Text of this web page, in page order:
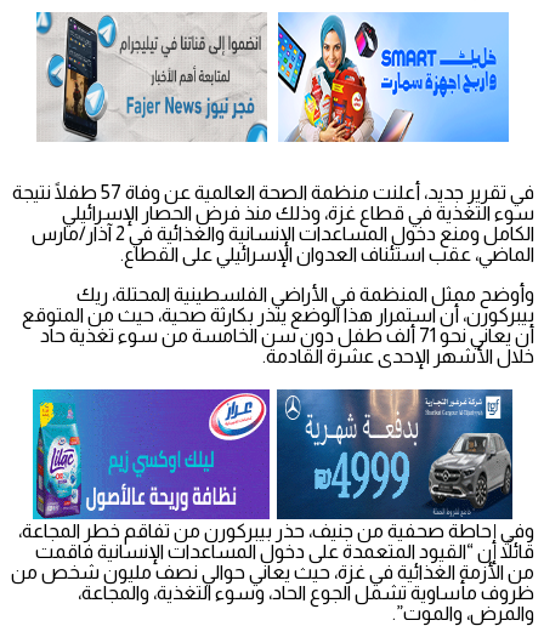
في تقرير جديد، أعلنت منظمة الصحة العالمية عن وفاة 57 طفلًا نتيجة
سوء التغذية في قطاع غزة، وذلك منذ فرض الحصار الإسرائيلي
الكامل ومنع دخول المساعدات الإنسانية والغذائية في 2 آذار/مارس
الماضي، عقب استئناف العدوان الإسرائيلي على القطاع.
وأوضح ممثل المنظمة في الأراضي الفلسطينية المحتلة، ريك
بيبركورن، أن استمرار هذا الوضع ينذر بكارثة صحية، حيث من المتوقع
أن يعاني نحو 71 ألف طفل دون سن الخامسة من سوء تغذية حاد
خلال الأشهر الإحدى عشرة القادمة.
وفي إحاطة صحفية من جنيف، حذر بيبركورن من تفاقم خطر المجاعة،
قائلاً إن “القيود المتعمدة على دخول المساعدات الإنسانية فاقمت
من الأزمة الغذائية في غزة، حيث يعاني حوالي نصف مليون شخص من
ظروف مأساوية تشمل الجوع الحاد، وسوء التغذية، والمجاعة،
والمرض، والموت”.